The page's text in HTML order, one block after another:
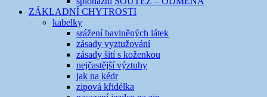
ZÁKLADNÍ CHYTROSTI
kabelky
srážení bavlněných látek
zásady vyztužování
zásady šití s koženkou
nejčastější výztuhy
jak na kédr
zipová křidélka